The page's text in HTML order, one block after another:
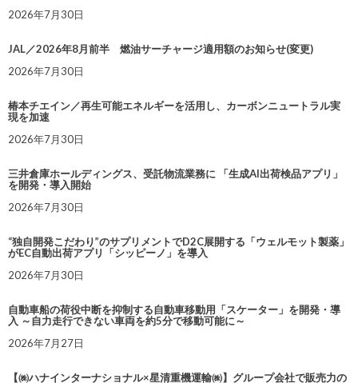
2026年7月30日
JAL／2026年8月前半 燃油サーチャージ適用額のお知らせ(変更)
2026年7月30日
椿本チエイン／再生可能エネルギーを活用し、カーボンニュートラル実
現を加速
2026年7月30日
三井倉庫ホールディングス、受託物流業務に 「生成AI出荷検品アプリ」
を開発・導入開始
2026年7月30日
“独自開発こだわり”のサプリメントでD2C展開する「ウェルモット製薬」
がEC自動出荷アプリ「シッピーノ」を導入
2026年7月30日
自動車船の荷役中断を抑制する自動車移動用「スケーター」を開発・導
入 ～自力走行できない車両を約5分で移動可能に～
2026年7月27日
【㈱ハナインターナショナル×星清重機運輸㈱】グループ会社で販売力の